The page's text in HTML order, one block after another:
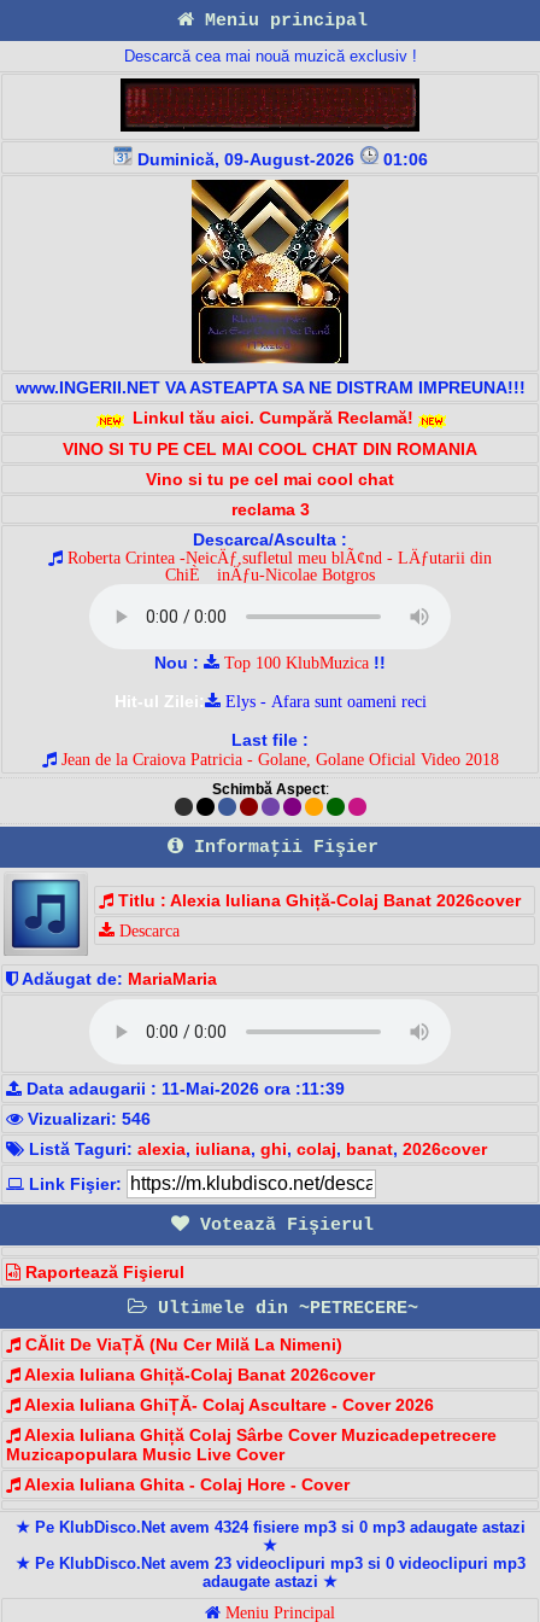
Meniu principal
Descarcă cea mai nouă muzică exclusiv !
Duminică, 09-August-2026 01:06
www.INGERII.NET VA ASTEAPTA SA NE DISTRAM IMPREUNA!!!
Linkul tău aici. Cumpără Reclamă!
VINO SI TU PE CEL MAI COOL CHAT DIN ROMANIA
Vino si tu pe cel mai cool chat
reclama 3
Descarca/Asculta :
Roberta Crintea -NeicÄƒ,sufletul meu blÃ¢nd - LÄƒutarii din
ChiÈ™inÄƒu-Nicolae Botgros
Nou : Top 100 KlubMuzica !!
Hit-ul Zilei:
Elys - Afara sunt oameni reci
Last file :
Jean de la Craiova Patricia - Golane, Golane Oficial Video 2018
Schimbă Aspect:
Informaţii Fişier
Titlu : Alexia Iuliana Ghiță-Colaj Banat 2026cover
Descarca
Adăugat de: MariaMaria
Data adaugarii : 11-Mai-2026 ora :11:39
Vizualizari: 546
Listă Taguri: alexia, iuliana, ghi, colaj, banat, 2026cover
Link Fişier:
Votează Fişierul
Raportează Fişierul
Ultimele din ~PETRECERE~
CĂlit De ViaȚĂ (Nu Cer Milă La Nimeni)
Alexia Iuliana Ghiță-Colaj Banat 2026cover
Alexia Iuliana GhiȚĂ- Colaj Ascultare - Cover 2026
Alexia Iuliana Ghiță Colaj Sârbe Cover Muzicadepetrecere
Muzicapopulara Music Live Cover
Alexia Iuliana Ghita - Colaj Hore - Cover
★ Pe KlubDisco.Net avem 4324 fisiere mp3 si 0 mp3 adaugate astazi
★
★ Pe KlubDisco.Net avem 23 videoclipuri mp3 si 0 videoclipuri mp3
adaugate astazi ★
Meniu Principal